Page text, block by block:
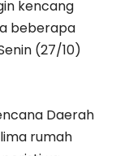
kencang
beberapa
(27/10)
Daerah
rumah